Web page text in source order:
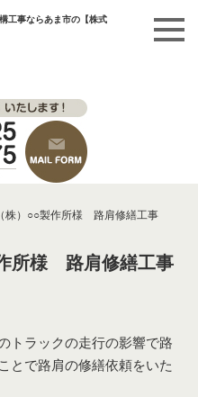
事ならあま市の【株式
）○○製作所様 路肩修繕工事
所様 路肩修繕工事
トラックの走行の影響で路
とで路肩の修繕依頼をいた